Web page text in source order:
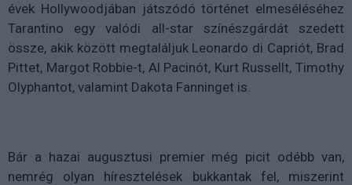
évek Hollywoodjában játszódó történet elmeséléséhez
Tarantino egy valódi all-star színészgárdát szedett
össze, akik között megtaláljuk Leonardo di Capriót, Brad
Pittet, Margot Robbie-t, Al Pacinót, Kurt Russellt, Timothy
Olyphantot, valamint Dakota Fanninget is.
Bár a hazai augusztusi premier még picit odébb van,
nemrég olyan híresztelések bukkantak fel, miszerint